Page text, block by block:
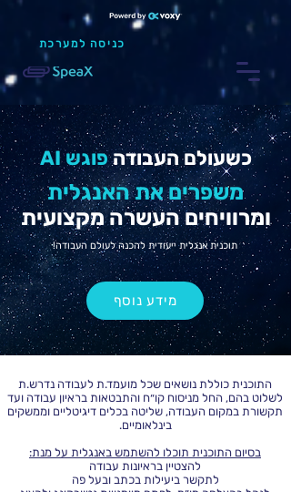
כניסה למערכת
כשעולם העבודהפוגש AI
משפרים את האנגלית
ומרוויחים העשרה מקצועית
תוכנית אנגלית ייעודית להכנה לעולם העבודה!
מידע נוסף
התוכנית כוללת נושאים שכל מועמד.ת לעבודה נדרש.ת
לשלוט בהם, החל מניסוח קו״ח והתבטאות בראיון עבודה ועד
תקשורת במקום העבודה, שליטה בכלים דיגיטליים וממשקים
בינלאומיים.
בסיום התוכנית תוכלו להשתמש באנגלית על מנת:
להצטיין בראיונות עבודה
לתקשר ביעילות בכתב ובעל פה